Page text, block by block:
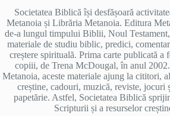
Societatea Biblică își desfășoară
Metanoia și Librăria Metanoia. Editura
de-a lungul timpului Biblii, Noul
materiale de studiu biblic, predici,
creștere spirituală. Prima carte publicată a
copiii, de Trena McDougal, în anul
Metanoia, aceste materiale ajung la cititori,
creștine, cadouri, muzică, reviste, jocuri
papetărie. Astfel, Societatea Biblică
Scripturii și a resurselor